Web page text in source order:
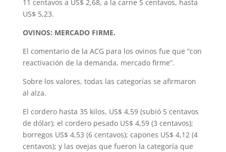
11 centavos a US$ 2,68, a la carne 5 centavos, hasta
US$ 5,23.
OVINOS: MERCADO FIRME.
El comentario de la ACG para los ovinos fue que “con
reactivación de la demanda, mercado firme”.
Sobre los valores, todas las categorías se afirmaron
al alza.
El cordero hasta 35 kilos, US$ 4,59 (subió 5 centavos
de dólar); el cordero pesado US$ 4,59 (3 centavos);
borregos US$ 4,53 (6 centavos); capones US$ 4,12 (4
centavos); y las ovejas que fueron la categoría que